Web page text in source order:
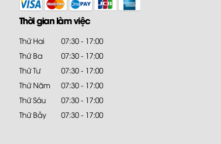
Thời gian làm việc
Thứ Hai
07:30 - 17:00
Thứ Ba
07:30 - 17:00
Thứ Tư
07:30 - 17:00
Thứ Năm
07:30 - 17:00
Thứ Sáu
07:30 - 17:00
Thứ Bảy
07:30 - 17:00